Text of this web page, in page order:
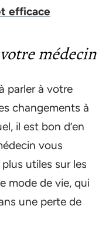
efficace
médecin
parler à votre
changements à
il est bon d’en
vous
utiles sur les
mode de vie, qui
une perte de